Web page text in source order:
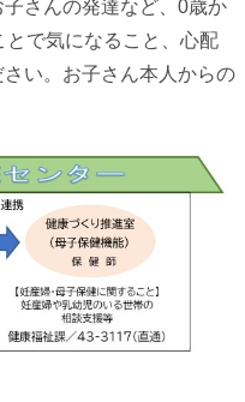
さんの発達など、0歳か
とで気になること、心配
い。お子さん本人からの